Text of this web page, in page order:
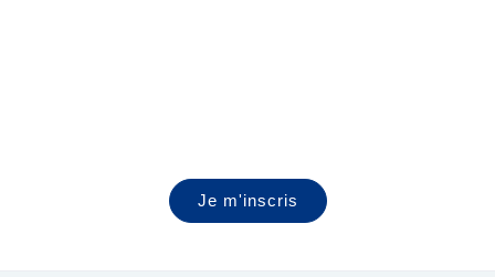
Je m'inscris